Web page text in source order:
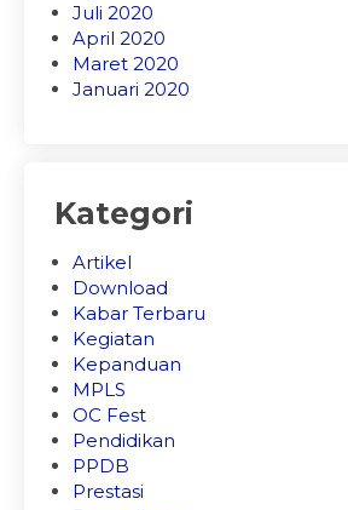
Juli 2020
April 2020
Maret 2020
Januari 2020
Kategori
Artikel
Download
Kabar Terbaru
Kegiatan
Kepanduan
MPLS
OC Fest
Pendidikan
PPDB
Prestasi